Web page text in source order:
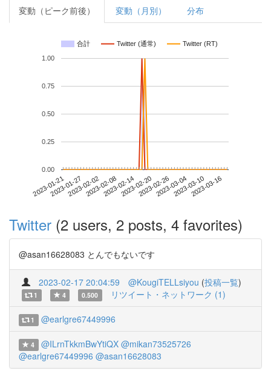
変動（ピーク前後） 変動（月別） 分布
合計 Twitter (通常) Twitter (RT)
2023-01-212023-01-272023-02-022023-02-082023-02-142023-02-202023-02-262023-03-042023-03-102023-03-16
0.00
0.25
0.50
0.75
1.00
Twitter (2 users, 2 posts, 4 favorites)
@asan16628083 とんでもないです
2023-02-17 20:04:59 @KougiTELLsiyou (投稿一覧)
1 4 0.500 リツイート・ネットワーク (1)
1 @earlgre67449996
4 @ILrnTkkmBwYtiQX @mikan73525726
@earlgre67449996 @asan16628083